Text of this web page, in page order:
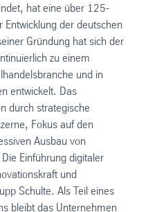
hat eine über 125-
der deutschen
Gründung hat sich der
zu einem
und in
entwickelt. Das
durch strategische
Fokus auf den
Ausbau von
Einführung digitaler
und
Schulte. Als Teil eines
bleibt das Unternehmen